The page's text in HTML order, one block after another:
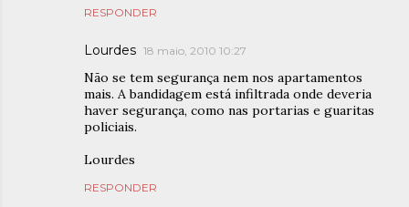
RESPONDER
Lourdes 18 maio, 2010 10:27
Não se tem segurança nem nos apartamentos
mais. A bandidagem está infiltrada onde deveria
haver segurança, como nas portarias e guaritas
policiais.
Lourdes
RESPONDER